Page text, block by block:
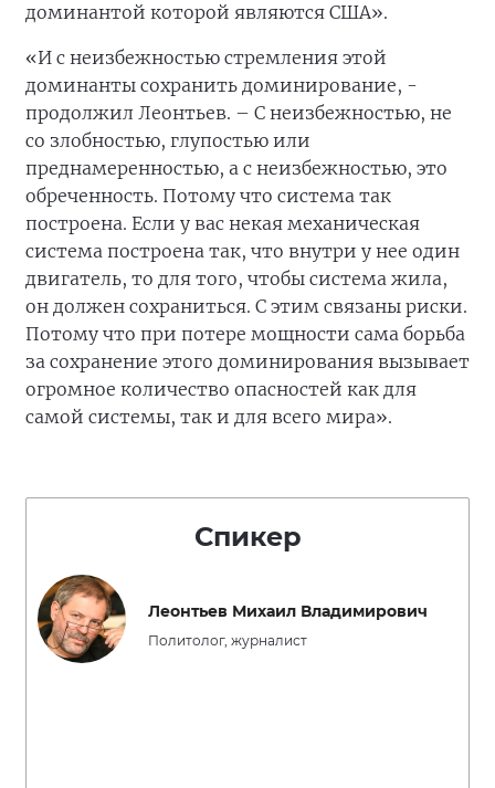
доминантой которой являются США».
«И с неизбежностью стремления этой
доминанты сохранить доминирование, -
продолжил Леонтьев. – С неизбежностью, не
со злобностью, глупостью или
преднамеренностью, а с неизбежностью, это
обреченность. Потому что система так
построена. Если у вас некая механическая
система построена так, что внутри у нее один
двигатель, то для того, чтобы система жила,
он должен сохраниться. С этим связаны риски.
Потому что при потере мощности сама борьба
за сохранение этого доминирования вызывает
огромное количество опасностей как для
самой системы, так и для всего мира».
Спикер
Леонтьев Михаил Владимирович
Политолог, журналист